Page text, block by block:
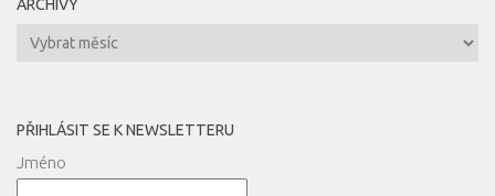
ARCHIVY
Archivy
PŘIHLÁSIT SE K NEWSLETTERU
Jméno